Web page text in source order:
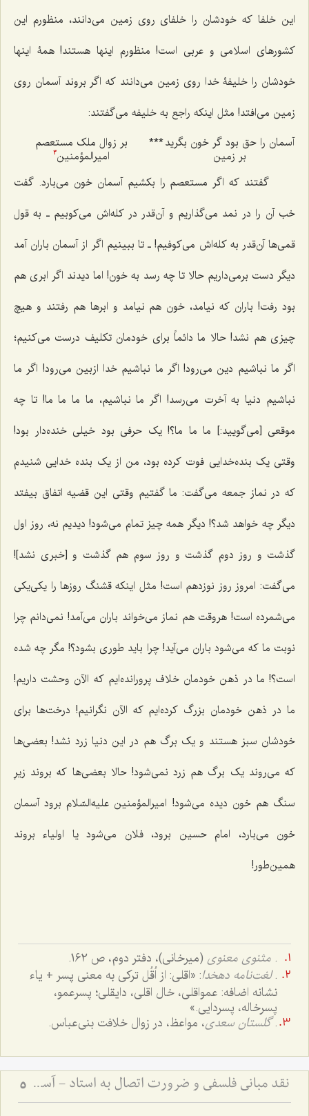
این خلفا که خودشان را خلفاى روى زمین مى‌دانند، منظورم این
کشورهاى اسلامى و عربى است! منظورم اینها هستند! همۀ اینها
خودشان را خلیفۀ خدا روى زمین مى‌دانند که اگر بروند آسمان روى
زمین مى‌افتد! مثل اینکه راجع به خلیفه مى‌گفتند:
آسمان را حق بود گر خون بگرید
بر زمین
***
بر زوال ملک مستعصم
امیرالمؤمنین3
گفتند که اگر مستعصم را بکشیم آسمان خون مى‌بارد. گفت
خب آن را در نمد مى‌گذاریم و آن‌قدر در کله‌اش مى‌کوبیم ـ به قول
قمى‌ها آن‌قدر به کله‌اش مى‌کوفیم! ـ تا ببینیم اگر از آسمان باران آمد
دیگر دست برمى‌داریم حالا تا چه رسد به خون! اما دیدند اگر ابرى هم
بود رفت! باران که نیامد، خون هم نیامد و ابرها هم رفتند و هیچ
چیزی هم نشد! حالا ما دائماً براى خودمان تکلیف درست مى‌کنیم؛
اگر ما نباشیم دین مى‌رود! اگر ما نباشیم خدا ازبین مى‌رود! اگر ما
نباشیم دنیا به آخرت مى‌رسد! اگر ما نباشیم، ما ما ما ما! تا چه
موقعی [می‌گویید:] ما ما ما؟! یک حرفى بود خیلى خنده‌دار بود!
وقتی یک بنده‌خدایى فوت کرده‌ بود، من از یک بنده خدایى شنیدم
که در نماز جمعه مى‌گفت: ما گفتیم وقتى این قضیه اتفاق بیفتد
دیگر چه خواهد شد؟! دیگر همه چیز تمام مى‌شود! دیدیم نه، روز اول
گذشت و روز دوم گذشت و روز سوم هم گذشت و [خبری نشد]!
مى‌گفت: امروز روز نوزدهم است! مثل اینکه قشنگ روزها را یکى‌یکى
مى‌شمرده است! هروقت هم نماز مى‌خواند باران مى‌آمد! نمى‌دانم چرا
نوبت ما که مى‌شود باران مى‌آید! چرا باید طورى بشود؟! مگر چه شده
است؟! ما در ذهن خودمان خلاف پرورانده‌ایم که الآن وحشت داریم!
ما در ذهن خودمان بزرگ کرده‌ایم که الآن نگرانیم! درخت‌ها براى
خودشان سبز هستند و یک برگ هم در این دنیا زرد نشد! بعضى‌ها
که مى‌روند یک برگ هم زرد نمى‌شود! حالا بعضى‌ها که بروند زیرِ
سنگ هم خون دیده مى‌شود! امیرالمؤمنین علیه‌السّلام برود آسمان
خون مى‌بارد، امام حسین برود، فلان می‌شود یا اولیاء بروند
همین‌طور!
. مثنوی معنوی (میرخانی)، دفتر دوم، ص 162.
.لغت‌نامه دهخدا:‌ «اقلی: از اُقُل ترکی به معنی پسر + یاء
نشانه اضافه: عمواقلی، خال اقلی، دایقلی؛ پسرعمو،
پسرخاله، پسردایی.»
.گلستان سعدى، مواعظ، در زوال خلافت بنى‌عباس.
نقد مبانی فلسفی و ضرورت اتصال به استاد - آسیب‌شناسی دروس خشک و لزوم پیوند علم با عمل 5